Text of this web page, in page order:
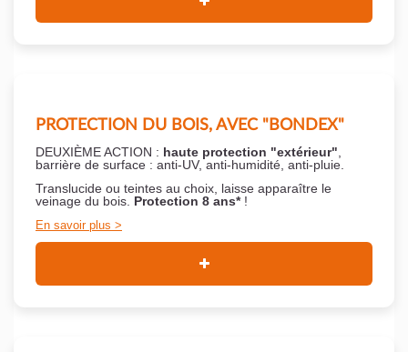
PROTECTION DU BOIS, AVEC "BONDEX"
DEUXIÈME ACTION : haute protection "extérieur"
barrière de surface : anti-UV, anti-humidité, anti-pluie.
Translucide ou teintes au choix, laisse apparaître le
veinage du bois. Protection 8 ans*!
En savoir plus